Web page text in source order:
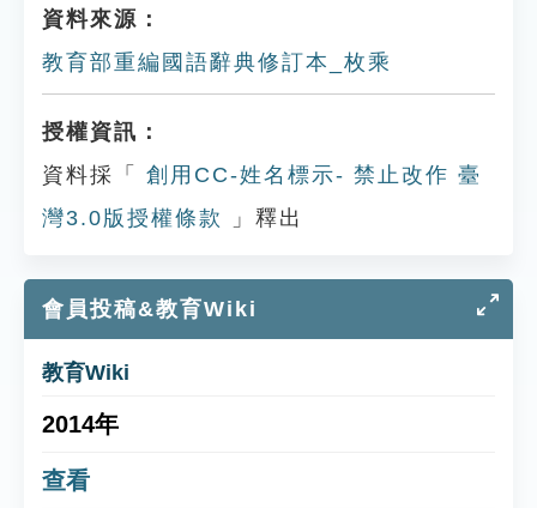
資料來源：
教育部重編國語辭典修訂本_枚乘
授權資訊：
資料採「
創用CC-姓名標示- 禁止改作 臺
灣3.0版授權條款
」釋出
會員投稿&教育Wiki
教育Wiki
2014年
查看